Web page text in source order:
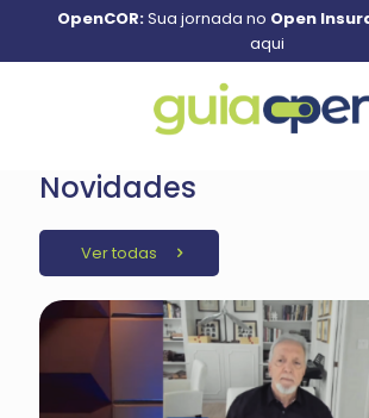
OpenCOR:Sua jornada no Open
aqui
Novidades
Ver todas